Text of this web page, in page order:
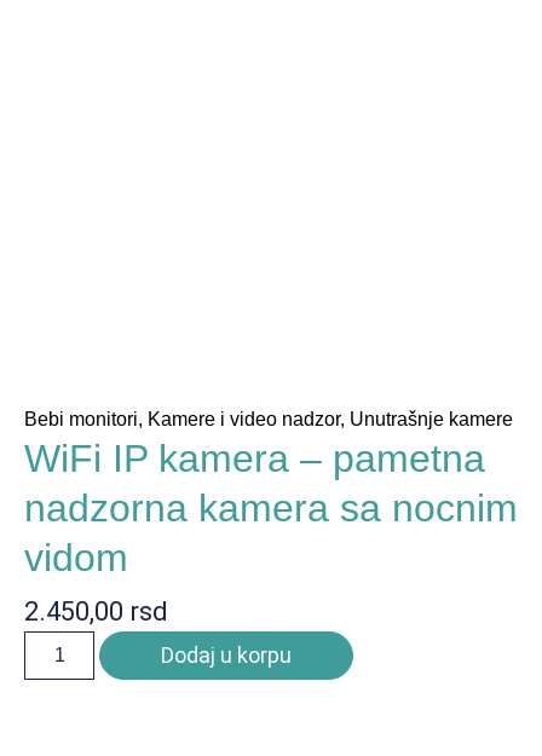
Bebi monitori, Kamere i video nadzor, Unutrašnje kamere
WiFi IP kamera – pametna
nadzorna kamera sa nocnim
vidom
2.450,00 rsd
Dodaj u korpu